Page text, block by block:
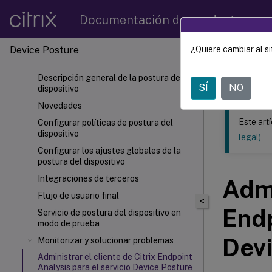
Documentación de productos
Device Posture
Descripción general de la postura del
dispositivo
Novedades
Configurar políticas de postura del
dispositivo
Configurar los ajustes globales de la
postura del dispositivo
Integraciones de terceros
Flujo de usuario final
Servicio de postura del dispositivo en
modo de prueba
Monitorizar y solucionar problemas
Administrar el cliente de Citrix Endpoint
Analysis para el servicio Device Posture
Este
Device
<
Este
legal)
¿Quiere cambiar al
SÍ NO